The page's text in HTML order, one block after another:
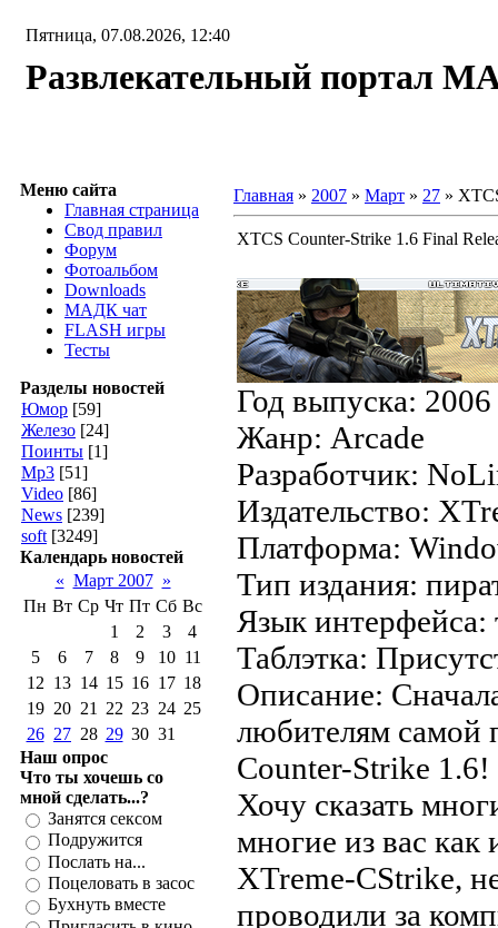
Пятница, 07.08.2026, 12:40
Развлекательный портал
Меню сайта
Главная страница
Свод правил
Форум
Фотоальбом
Downloads
МАДК чат
FLASH игры
Тесты
Разделы новостей
Юмор [59]
Железо [24]
Поинты [1]
Мр3 [51]
Video [86]
News [239]
soft [3249]
Календарь новостей
« Март 2007 »
Пн Вт Ср Чт Пт Сб Вс
1
2 3
4
5
6 7 8 9 10 11
12 13 14 15 16 17 18
19 20 21 22 23 24 25
26 27 28 29 30 31
Наш опрос
Что ты хочешь со
мной сделать...?
Занятся сексом
Подружится
Послать на...
Поцеловать в засос
Бухнуть вместе
Главная » 2007 » Март » 27 »
XTCS Counter-Strike 1.6 Final
Год выпуска: 2006
Жанр: Arcade
Разработчик:
Издательство:
Платформа:
Тип издания:
Язык интерфейса:
Таблэтка:
Описание:
любителям самой
Counter-Strike 1.6!
Хочу сказать
многие из вас как
XTreme-CStrike,
проводили за